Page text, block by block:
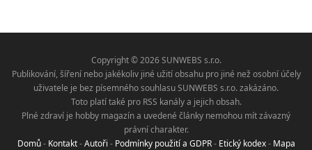
Copyright © 2026 SUNWEBS s.r.o.
Publikování, šíření nebo jakékoliv jiné užití obsahu pro jiné než osobní účely
uživatele je bez písemného souhlasu SUNWEBS s.r.o. zakázáno.
Toto platí také pro RSS kanály a jejich obsah.
Plné zdraví je hobby magazín a uvedené články nemohou mít závazný
právní charakter.
Domů- Kontakt-Autoři - Podmínky použití a GDPR- Etický kodex- Mapa